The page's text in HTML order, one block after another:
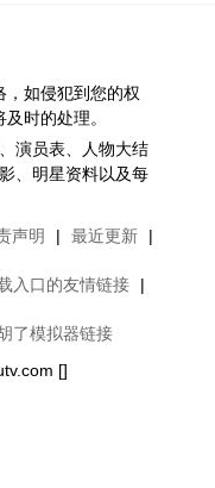
，如侵犯到您的权
时的处理。
演员表、人物大结
、明星资料以及每
声明 | 最近更新 |
入口的友情链接 |
了模拟器链接
[]